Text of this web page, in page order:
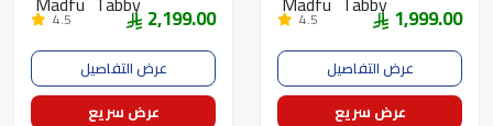
1,999.00
4.5
عرض التفاصيل
عرض سريع
2,199.00
4.5
عرض التفاصيل
عرض سريع